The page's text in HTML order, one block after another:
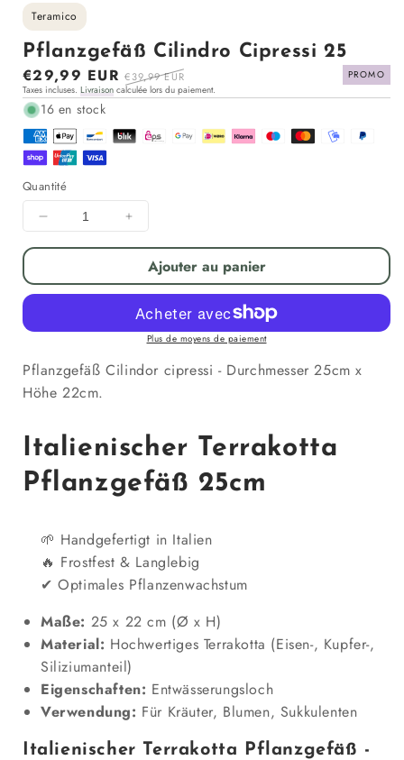
Teramico
Pflanzgefäß Cilindro Cipressi 25
Prix
en
solde
€29,99 EUR Prix
régulier
€39,99 EUR
PROMO
Taxes incluses. Livraison calculée lors du paiement.
16 en stock
Quantité
Diminuer
la
pour
Pflanzgefäß
Cipressi
Augmenter
la
quantité
pour
Pflanzgefäß
Cilindro
Cipressi
Ajouter au panier
Plus de moyens de paiement
Pflanzgefäß Cilindor cipressi - Durchmesser 25cm x
Höhe 22cm.
Italienischer Terrakotta
Pflanzgefäß 25cm
Handgefertigt in Italien
Frostfest & Langlebig
Optimales Pflanzenwachstum
Maße: 25 x 22 cm (Ø x H)
Material: Hochwertiges Terrakotta (Eisen-, Kupfer-,
Siliziumanteil)
Eigenschaften: Entwässerungsloch
Verwendung: Für Kräuter, Blumen, Sukkulenten
Italienischer Terrakotta Pflanzgefäß -